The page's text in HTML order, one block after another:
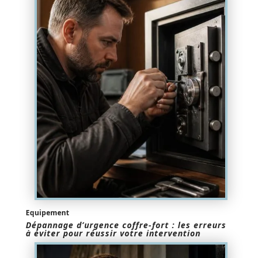
Equipement
Dépannage d’urgence coffre-fort : les erreurs
à éviter pour réussir votre intervention